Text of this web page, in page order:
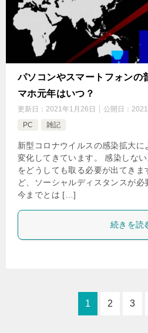
パソコンやスマートフォンの
マホ元年はいつ？
更新日： 2021年1月26日 公開日：
PC
雑記
新型コロナウイルスの感染拡大
変化してきています。 感染しな
をどうしても取る必要が出てきま
ど、ソーシャルディスタンスが必
今までとは […]
続きを読
1 2 3